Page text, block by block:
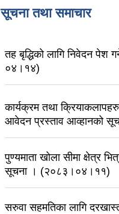
सूचना तथा समाचार
तह बृद्धिको लागि निवेदन पेश
०४।१४)
कार्यक्रम तथा
आवेदन प्रस्ताव आव्हानको
पुण्यमाता खोला सीमा क्षेत्र
सूचना । (२०८३।०४।११)
सरुवा सहमतिका लागि